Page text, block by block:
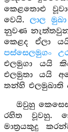
කෙළතොළු
වෙයි.ලාල මුඛා
නුවණ
කෙළද ඒලා
පස්සෙලමුගං
එලමුගා යයි
එලමුතා යයි
තන්හි එලමුඛාති
ඔවුහු
රහිත වූවහු.
මාත්‍රයකුදු